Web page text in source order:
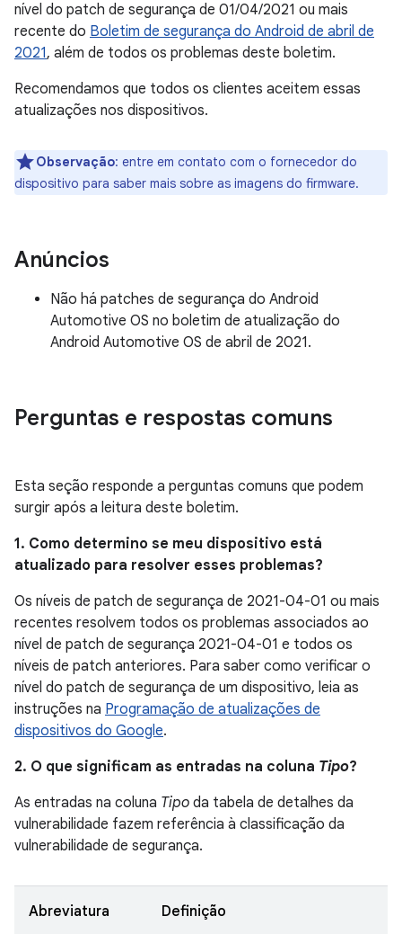
nível do patch de segurança de 01/04/2021 ou mais
recente do Boletim de segurança do Android de abril de
2021, além de todos os problemas deste boletim.
Recomendamos que todos os clientes aceitem essas
atualizações nos dispositivos.
Observação: entre em contato com o fornecedor do
dispositivo para saber mais sobre as imagens do firmware.
Anúncios
Não há patches de segurança do Android
Automotive OS no boletim de atualização do
Android Automotive OS de abril de 2021.
Perguntas e respostas comuns
Esta seção responde a perguntas comuns que podem
surgir após a leitura deste boletim.
1. Como determino se meu dispositivo está
atualizado para resolver esses problemas?
Os níveis de patch de segurança de 2021-04-01 ou mais
recentes resolvem todos os problemas associados ao
nível de patch de segurança 2021-04-01 e todos os
níveis de patch anteriores. Para saber como verificar o
nível do patch de segurança de um dispositivo, leia as
instruções na Programação de atualizações de
dispositivos do Google.
2. O que significam as entradas na coluna Tipo?
As entradas na coluna Tipo da tabela de detalhes da
vulnerabilidade fazem referência à classificação da
vulnerabilidade de segurança.
Abreviatura Definição